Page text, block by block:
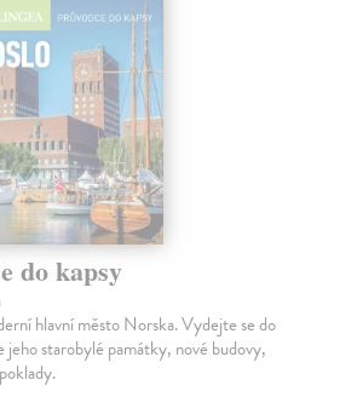
do kapsy
hlavní město Norska. Vydejte se do
jeho starobylé památky, nové budovy,